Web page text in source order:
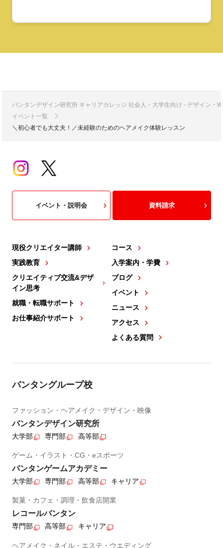
バンタンデザイン研究所 キャリアカレッジ 社会人・大学生向け - デザイン・
イベント一覧
＼初心者でも大丈夫！／未経験のためのヘアメイク体験レッスン
現役クリエイター講師
実践教育
クリエイティブ交流&デザ
イン思考
就職・転職サポート
お仕事紹介サポート
コース
入学案内・学費
ブログ
イベント
ニュース
アクセス
よくある質問
イベント・説明会 資料請求
バンタングループ校
ファッション・ヘアメイク・デザイン・映像
バンタンデザイン研究所
大学部 専門部 高等部
ゲーム・イラスト・CG・eスポーツ
バンタンゲームアカデミー
大学部 専門部 高等部 キャリア
製菓・カフェ・調理・飲食店開業
レコールバンタン
専門部 高等部 キャリア
ヘアメイク・ネイル・エステ・ウエディング